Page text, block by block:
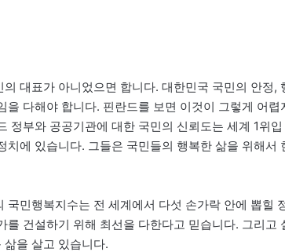
대표가 아니었으면 합니다. 대한민국 국민의 안정,
다해야 합니다. 핀란드를 보면 이것이 그렇게 어렵
정부와 공공기관에 대한 국민의 신뢰도는 세계 1위입
에 있습니다. 그들은 국민들의 행복한 삶을 위해서
민행복지수는 전 세계에서 다섯 손가락 안에 뽑힐
건설하기 위해 최선을 다한다고 믿습니다. 그리고
을 살고 있습니다.